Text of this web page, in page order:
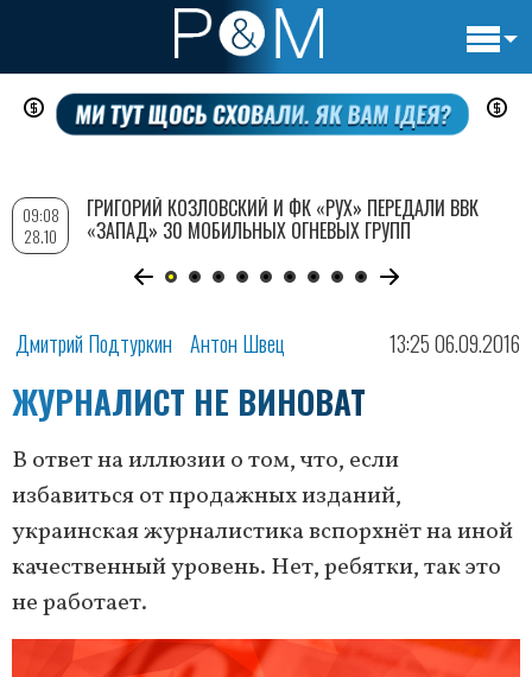
Перейти
содержанию
Дмитрий Подтуркин Антон Швец 13:25 06.09.2016
ЖУРНАЛИСТ НЕ ВИНОВАТ
В ответ на иллюзии о том, что, если
избавиться от продажных изданий,
украинская журналистика вспорхнёт на иной
качественный уровень. Нет, ребятки, так это
не работает.
09:08
28.10
ГРИГОРИЙ КОЗЛОВСКИЙ И ФК «РУХ» ПЕРЕДАЛИ ВВК
«ЗАПАД» 30 МОБИЛЬНЫХ ОГНЕВЫХ ГРУПП